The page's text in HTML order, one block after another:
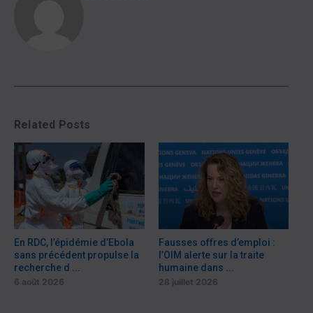
Related Posts
En RDC, l’épidémie d’Ebola
sans précédent propulse la
recherche d ...
6 août 2026
Fausses offres d’emploi :
l’OIM alerte sur la traite
humaine dans ...
28 juillet 2026